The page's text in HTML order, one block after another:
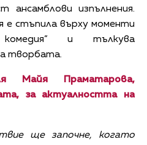
ансамблови изпълнения.
е стъпила върху моменти
и тълкува
творбата.
Майя Праматарова,
за актуалността на
ще започне, когато